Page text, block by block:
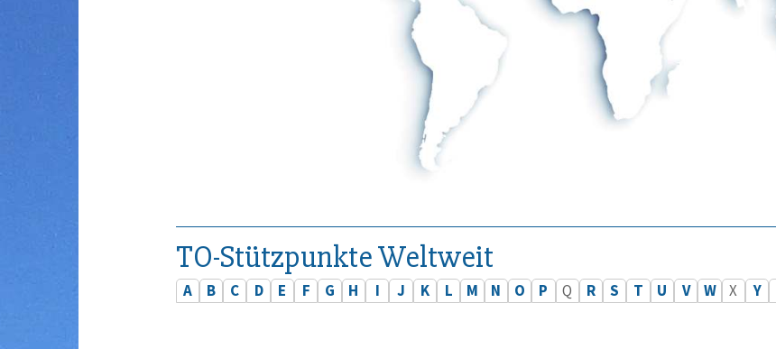
TO-Stützpunkte Weltweit
A B C D E F G H I J K L M N O P Q R S T U V W X Y